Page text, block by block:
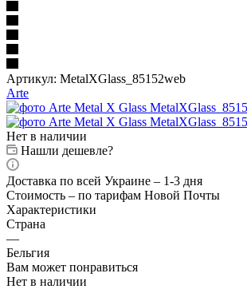
Артикул: MetalXGlass_85152web
Arte
Нет в наличии
Нашли дешевле?
Доставка по всей Украине – 1-3 дня
Стоимость – по тарифам Новой Почты
Характеристики
Страна
—
Бельгия
Вам может понравиться
Нет в наличии